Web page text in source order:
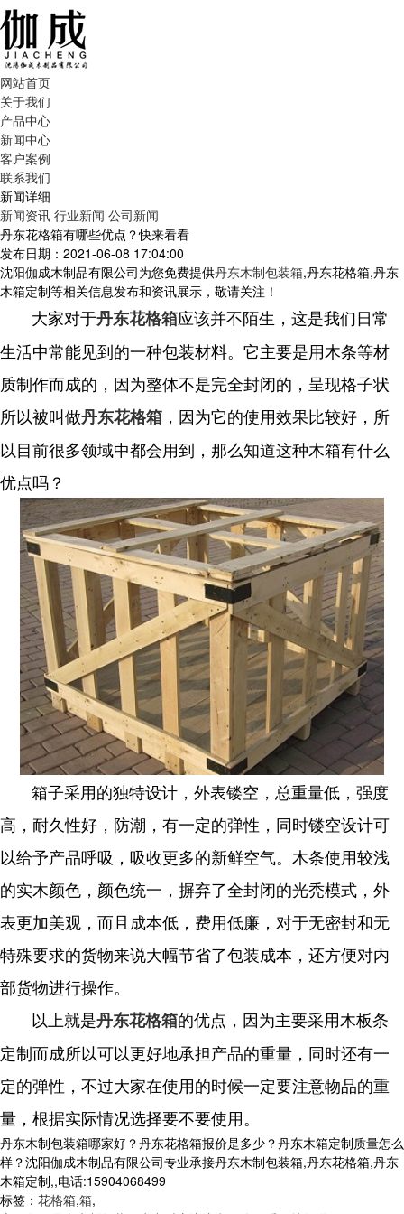
网站首页
关于我们
产品中心
新闻中心
客户案例
联系我们
新闻详细
新闻资讯 行业新闻 公司新闻
丹东花格箱有哪些优点？快来看看
发布日期：2021-06-08 17:04:00
沈阳伽成木制品有限公司为您免费提供丹东木制包装箱,丹东花格箱,丹东
木箱定制等相关信息发布和资讯展示，敬请关注！
大家对于丹东花格箱应该并不陌生，这是我们日常
生活中常能见到的一种包装材料。它主要是用木条等材
质制作而成的，因为整体不是完全封闭的，呈现格子状
所以被叫做丹东花格箱 ，因为它的使用效果比较好，所
以目前很多领域中都会用到，那么知道这种木箱有什么
优点吗？
箱子采用的独特设计，外表镂空，总重量低，强度
高，耐久性好，防潮，有一定的弹性，同时镂空设计可
以给予产品呼吸，吸收更多的新鲜空气。木条使用较浅
的实木颜色，颜色统一，摒弃了全封闭的光秃模式，外
表更加美观，而且成本低，费用低廉，对于无密封和无
特殊要求的货物来说大幅节省了包装成本，还方便对内
部货物进行操作。
以上就是丹东花格箱的优点，因为主要采用木板条
定制而成所以可以更好地承担产品的重量，同时还有一
定的弹性，不过大家在使用的时候一定要注意物品的重
量，根据实际情况选择要不要使用。
丹东木制包装箱哪家好？丹东花格箱报价是多少？丹东木箱定制质量怎么
样？沈阳伽成木制品有限公司专业承接丹东木制包装箱,丹东花格箱,丹东
木箱定制,,电话:15904068499
标签： 花格箱,箱,